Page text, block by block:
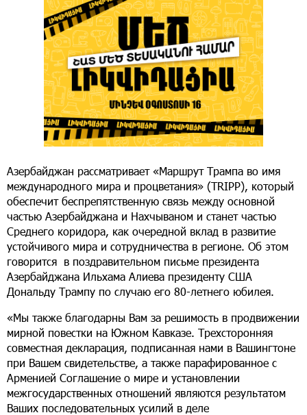
Азербайджан рассматривает «Маршрут Трампа во имя
международного мира и процветания» (TRIPP), который
обеспечит беспрепятственную связь между основной
частью Азербайджана и Нахчываном и станет частью
Среднего коридора, как очередной вклад в развитие
устойчивого мира и сотрудничества в регионе. Об этом
говорится в поздравительном письме президента
Азербайджана Ильхама Алиева президенту США
Дональду Трампу по случаю его 80-летнего юбилея.
«Мы также благодарны Вам за решимость в продвижении
мирной повестки на Южном Кавказе. Трехсторонняя
совместная декларация, подписанная нами в Вашингтоне
при Вашем свидетельстве, а также парафированное с
Арменией Соглашение о мире и установлении
межгосударственных отношений являются результатом
Ваших последовательных усилий в деле